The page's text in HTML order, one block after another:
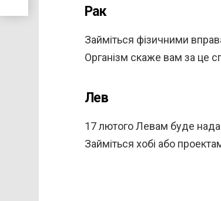
Рак
Займіться фізичними
Організм скаже вам за це
Лев
17 лютого Левам буде
Займіться хобі або